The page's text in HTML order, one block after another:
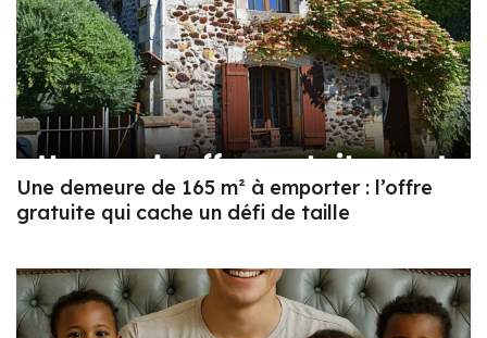
Une demeure de 165 m² à emporter : l’offre
gratuite qui cache un défi de taille